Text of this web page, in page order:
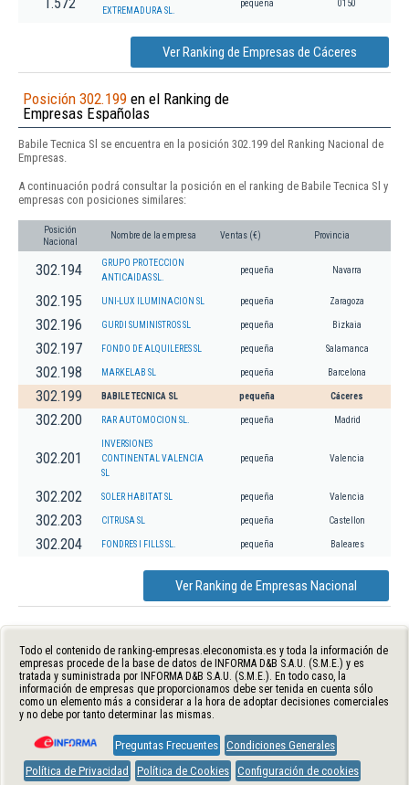
1.572
EXTREMADURA SL.
pequeña 0150
Ver Ranking de Empresas de Cáceres
Posición 302.199 en el Ranking de
Empresas Españolas
Babile Tecnica Sl se encuentra en la posición 302.199 del Ranking Nacional de
Empresas.
A continuación podrá consultar la posición en el ranking de Babile Tecnica Sl y
empresas con posiciones similares:
Posición
Nacional
Nombre de la empresa Ventas (€) Provincia
302.194
GRUPO PROTECCION
ANTICAIDAS SL.
pequeña Navarra
302.195 UNI-LUX ILUMINACION SL pequeña Zaragoza
302.196 GURDI SUMINISTROS SL pequeña Bizkaia
302.197 FONDO DE ALQUILERES SL pequeña Salamanca
302.198 MARKELAB SL pequeña Barcelona
302.199 BABILE TECNICA SL pequeña Cáceres
302.200 RAR AUTOMOCION SL. pequeña Madrid
302.201
INVERSIONES
CONTINENTAL VALENCIA
SL
pequeña Valencia
302.202 SOLER HABITAT SL pequeña Valencia
302.203 CITRUSA SL pequeña Castellon
302.204 FONDRES I FILLS SL. pequeña Baleares
Ver Ranking de Empresas Nacional
Todo el contenido de ranking-empresas.eleconomista.es y toda la información de
empresas procede de la base de datos de INFORMA D&B S.A.U. (S.M.E.) y es
tratada y suministrada por INFORMA D&B S.A.U. (S.M.E.). En todo caso, la
información de empresas que proporcionamos debe ser tenida en cuenta sólo
como un elemento más a considerar a la hora de adoptar decisiones comerciales
y no debe por tanto determinar las mismas.
Preguntas Frecuentes Condiciones Generales
Política de Privacidad
Política de Cookies Configuración de cookies